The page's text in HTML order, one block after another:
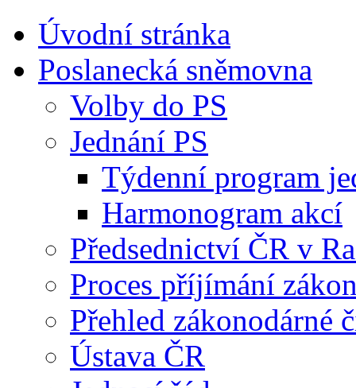
Úvodní stránka
Poslanecká sněmovna
Volby do PS
Jednání PS
Týdenní program
Harmonogram akcí
Předsednictví ČR v
Proces příjímání
Přehled zákonodárné
Ústava ČR